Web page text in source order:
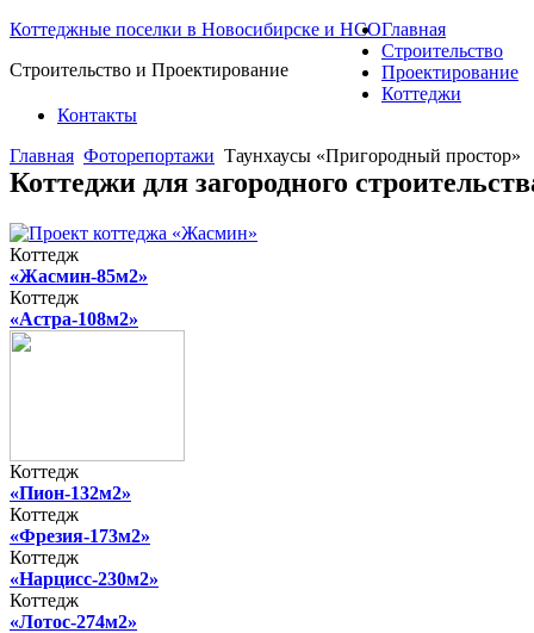
Коттеджные поселки в Новосибирске и НСО
Строительство и Проектирование
Главная
Строительство
Проектирование
Коттеджи
Контакты
Главная Фоторепортажи Таунхаусы «Пригородный простор»
Коттеджи для загородного
Коттедж
«Жасмин-85м2»
Коттедж
«Астра-108м2»
Коттедж
«Пион-132м2»
Коттедж
«Фрезия-173м2»
Коттедж
«Нарцисс-230м2»
Коттедж
«Лотос-274м2»